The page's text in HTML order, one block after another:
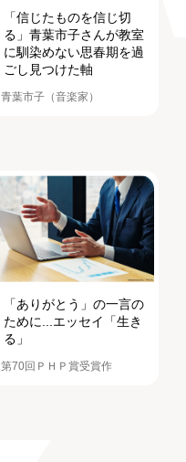
「信じたものを信じ切
る」青葉市子さんが教室
に馴染めない思春期を過
ごし見つけた軸
青葉市子（音楽家）
「ありがとう」の一言の
ために...エッセイ「生き
る」
第70回ＰＨＰ賞受賞作